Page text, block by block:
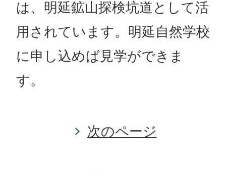
は、明延鉱山探検坑道として活
用されています。明延自然学校
に申し込めば見学ができま
す。
次のページ